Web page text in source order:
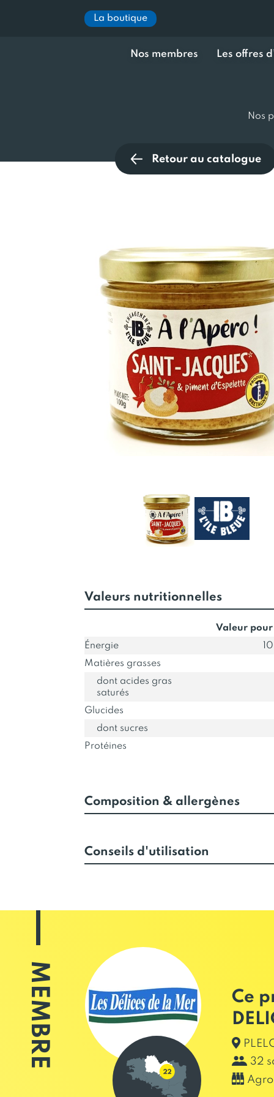
La boutique
Nos membres Les offres
Nos
Retour au catalogue
Valeurs nutritionnelles
Valeur pour
Énergie
Matières grasses
dont acides gras
saturés
Glucides
dont sucres
Protéines
Composition & allergènes
Conseils d'utilisation
MEMBRE
Ce
32